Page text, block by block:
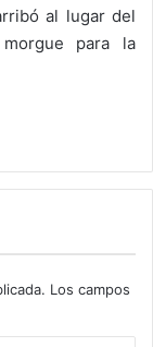
al lugar del
para la
Los campos